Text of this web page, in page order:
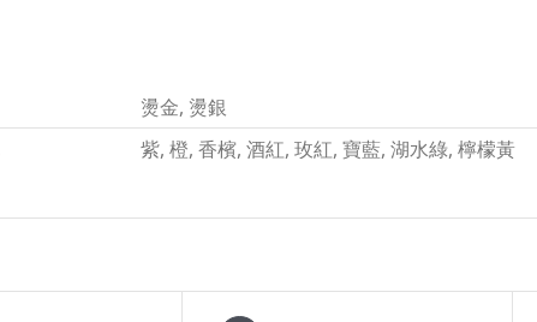
燙金, 燙銀
紫, 橙, 香檳, 酒紅, 玫紅, 寶藍, 湖水綠, 檸檬黃